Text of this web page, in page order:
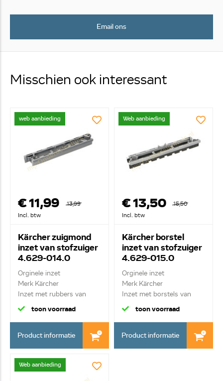
Email ons
Misschien ook interessant
web aanbieding
€ 11,99
13,99
Incl. btw
Kärcher zuigmond
inzet van stofzuiger
4.629-014.0
Orginele inzet
Merk Kärcher
Inzet met rubbers van
zuigmon...
toon voorraad
Product informatie
Web aanbieding
€ 13,50
15,50
Incl. btw
Kärcher borstel
inzet van stofzuiger
4.629-015.0
Orginele inzet
Merk Kärcher
Inzet met borstels van
zuigmo...
toon voorraad
Product informatie
Web aanbieding